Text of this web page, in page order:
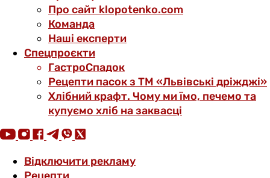
Про сайт klopotenko.com
Команда
Наші експерти
Спецпроєкти
ГастроСпадок
Рецепти пасок з ТМ «Львівські дріжджі»
Хлібний крафт. Чому ми їмо, печемо та
купуємо хліб на заквасці
Відключити рекламу